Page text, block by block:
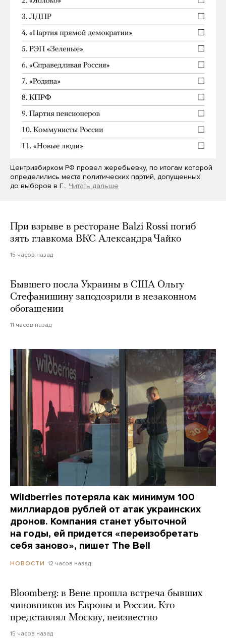
Центризбирком РФ провел жеребьевку, по итогам которой
определились места политических партий, допущенных
до выборов в Г… Читать дальше
При взрыве в ресторане Balzi Rossi погиб
зять главкома ВКС Александра Чайко
15 часов назад
Бывшего посла Украины в США Ольгу
Стефанишину заподозрили в незаконном
обогащении
11 часов назад
Wildberries потеряла как минимум 100
миллиардов рублей от атак украинских
дронов. Компания станет убыточной
на годы, ей придется «переизобретать
себя заново», пишет The Bell
НОВОСТИ 12 часов назад
Bloomberg: в Вене прошла встреча бывших
чиновников из Европы и России. Кто
представлял Москву, неизвестно
15 часов назад